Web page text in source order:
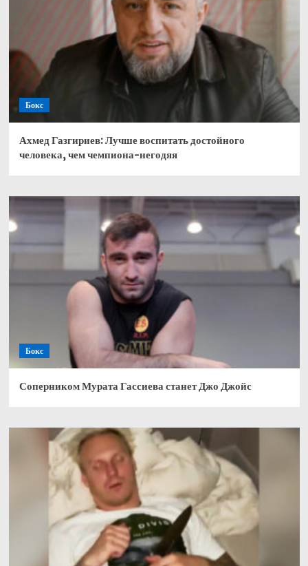
Бокс
Ахмед Газгириев: Лучше воспитать достойного
человека, чем чемпиона-негодяя
Бокс
Соперником Мурата Гассиева станет Джо Джойс